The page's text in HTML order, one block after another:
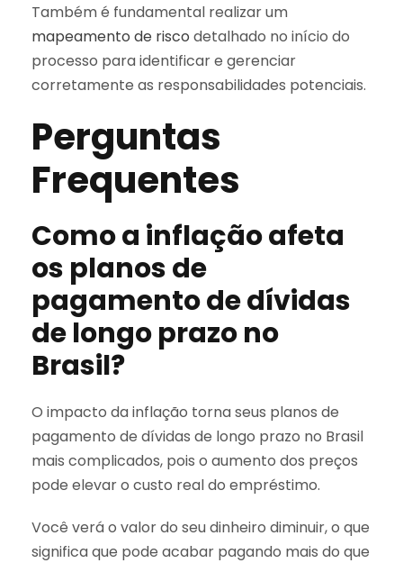
Também é fundamental realizar um
mapeamento de risco detalhado no início do
processo para identificar e gerenciar
corretamente as responsabilidades potenciais.
Perguntas
Frequentes
Como a inflação afeta
os planos de
pagamento de dívidas
de longo prazo no
Brasil?
O impacto da inflação torna seus planos de
pagamento de dívidas de longo prazo no Brasil
mais complicados, pois o aumento dos preços
pode elevar o custo real do empréstimo.
Você verá o valor do seu dinheiro diminuir, o que
significa que pode acabar pagando mais do que